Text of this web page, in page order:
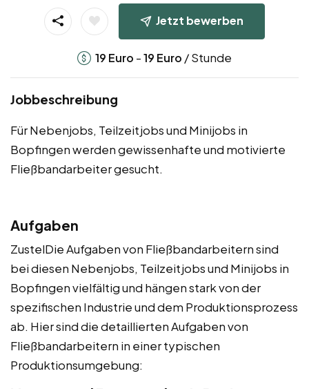
Jetzt bewerben
19 Euro -19 Euro / Stunde
Jobbeschreibung
Für Nebenjobs, Teilzeitjobs und Minijobs in
Bopfingen werden gewissenhafte und motivierte
Fließbandarbeiter gesucht.
Aufgaben
ZustelDie Aufgaben von Fließbandarbeitern sind
bei diesen Nebenjobs, Teilzeitjobs und Minijobs in
Bopfingen vielfältig und hängen stark von der
spezifischen Industrie und dem Produktionsprozess
ab. Hier sind die detaillierten Aufgaben von
Fließbandarbeitern in einer typischen
Produktionsumgebung: